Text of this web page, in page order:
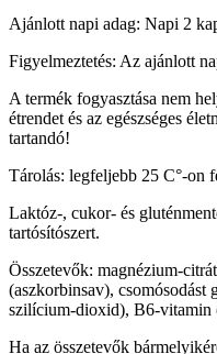
Ajánlott napi adag: Napi 2
Figyelmeztetés: Az ajánlott
A termék fogyasztása nem
étrendet és az egészséges
tartandó!
Tárolás: legfeljebb 25 C°-on
Laktóz-, cukor- és
tartósítószert.
Összetevők: magnézium-
(aszkorbinsav), csomósodást
szilícium-dioxid), B6-
Ha az összetevők